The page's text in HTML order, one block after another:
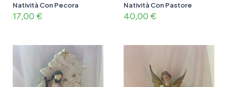
Natività Con Pecora
17,00 €
Natività Con Pastore
40,00 €